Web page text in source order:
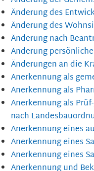
Änderung des
Änderung des
Änderung nach
Änderung
Änderungen an die
Anerkennung als
Anerkennung als
Anerkennung als
nach
Anerkennung eines
Anerkennung eines
Anerkennung eines